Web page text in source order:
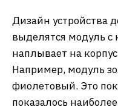
Дизайн устройства
выделятся модуль
наплывает на
Например, модуль
фиолетовый. Это
показалось